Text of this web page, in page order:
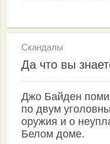
Скандалы
Да что вы
Джо Байден
по двум
оружия и о
Белом доме.